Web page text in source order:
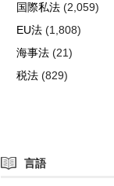
国際私法 (2,059)
EU法 (1,808)
海事法 (21)
税法 (829)
言語